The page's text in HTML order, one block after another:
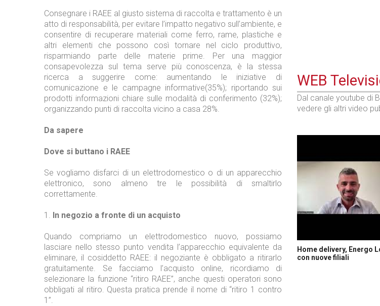
Consegnare i RAEE al giusto sistema di raccolta e trattamento è un
atto di responsabilità, per evitare l’impatto negativo sull’ambiente, e
consentire di recuperare materiali come ferro, rame, plastiche e
altri elementi che possono così tornare nel ciclo produttivo,
risparmiando parte delle materie prime. Per una maggior
consapevolezza sul tema serve più conoscenza, è la stessa
ricerca a suggerire come: aumentando le iniziative di
comunicazione e le campagne informative(35%); riportando sui
prodotti informazioni chiare sulle modalità di conferimento (32%);
organizzando punti di raccolta vicino a casa 28%.
Da sapere
Dove si buttano i RAEE
Se vogliamo disfarci di un elettrodomestico o di un apparecchio
elettronico, sono almeno tre le possibilità di smaltirlo
correttamente.
1. In negozio a fronte di un acquisto
Quando compriamo un elettrodomestico nuovo, possiamo
lasciare nello stesso punto vendita l’apparecchio equivalente da
eliminare, il cosiddetto RAEE: il negoziante è obbligato a ritirarlo
gratuitamente. Se facciamo l’acquisto online, ricordiamo di
selezionare la funzione “ritiro RAEE”, anche questi operatori sono
obbligati al ritiro. Questa pratica prende il nome di “ritiro 1 contro
1”.
WEB
Dal canale youtube di
vedere gli altri video
Home delivery, Energo
con nuove filiali